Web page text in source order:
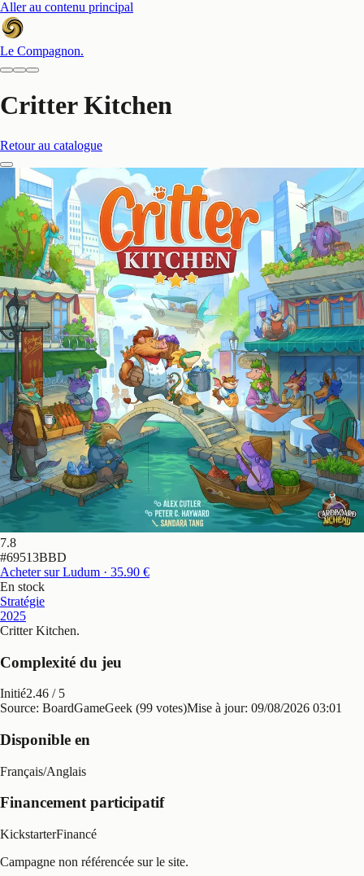
Aller au contenu principal
Le Compagnon.
Critter Kitchen
Retour au catalogue
7.8
#69513BBD
Acheter sur Ludum · 35.90 €
En stock
Stratégie
2025
Critter Kitchen.
Complexité du jeu
Initié2.46 / 5
Source: BoardGameGeek (99 votes)Mise à jour: 09/08/2026 03:01
Disponible en
Français/Anglais
Financement participatif
KickstarterFinancé
Campagne non référencée sur le site.